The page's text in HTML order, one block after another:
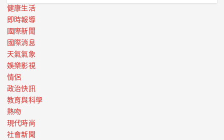
健康生活
即時報導
國際新聞
國際消息
天氣氣象
娛樂影視
情侶
政治快訊
教育與科學
熱吻
現代時尚
社會新聞